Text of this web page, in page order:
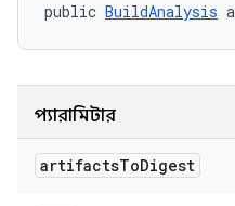
public BuildAnalysis
প্যারামিটার
artifactsToDigest